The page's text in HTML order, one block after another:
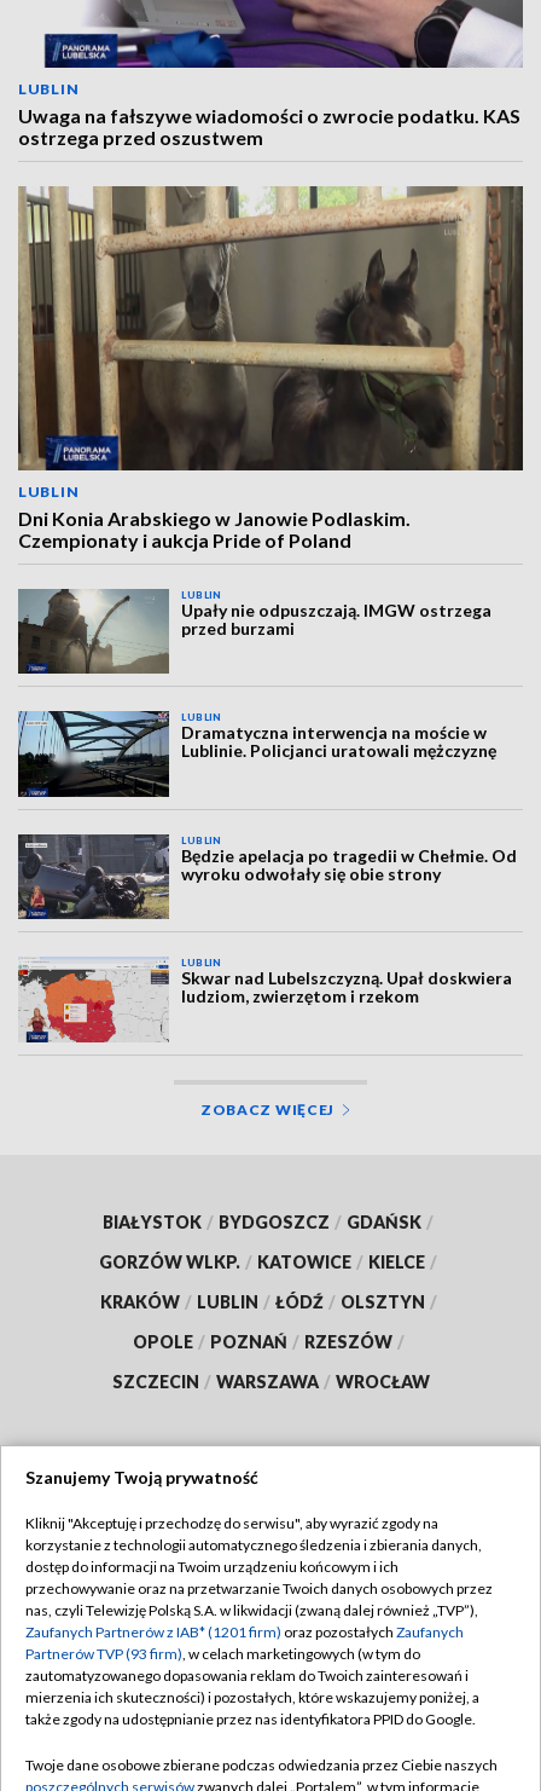
LUBLIN
Uwaga na fałszywe wiadomości o zwrocie podatku. KAS
ostrzega przed oszustwem
LUBLIN
Dni Konia Arabskiego w Janowie Podlaskim.
Czempionaty i aukcja Pride of Poland
LUBLIN
Upały nie odpuszczają. IMGW ostrzega
przed burzami
LUBLIN
Dramatyczna interwencja na moście w
Lublinie. Policjanci uratowali mężczyznę
LUBLIN
Będzie apelacja po tragedii w Chełmie. Od
wyroku odwołały się obie strony
LUBLIN
Skwar nad Lubelszczyzną. Upał doskwiera
ludziom, zwierzętom i rzekom
ZOBACZ WIĘCEJ
BIAŁYSTOK / BYDGOSZCZ / GDAŃSK /
GORZÓW WLKP. / KATOWICE / KIELCE /
KRAKÓW / LUBLIN / ŁÓDŹ / OLSZTYN /
OPOLE / POZNAŃ / RZESZÓW /
SZCZECIN / WARSZAWA / WROCŁAW
TVP
Abonament TVP
Emisja w TVP
Centrum informacji TVP
Naziemna Telewizja Cyfrowa
Rada Programowa
Regulamin TVP
Polityka prywatności
Moje zgody
Pomoc
Szanujemy Twoją prywatność
Kliknij "Akceptuję i przechodzę do serwisu", aby wyrazić zgody na
korzystanie z technologii automatycznego śledzenia i zbierania danych,
dostęp do informacji na Twoim urządzeniu końcowym i ich
przechowywanie oraz na przetwarzanie Twoich danych osobowych przez
nas, czyli Telewizję Polską S.A. w likwidacji (zwaną dalej również „TVP”),
Zaufanych Partnerów z IAB* (1201 firm) oraz pozostałych Zaufanych
Partnerów TVP (93 firm), w celach marketingowych (w tym do
zautomatyzowanego dopasowania reklam do Twoich zainteresowań i
mierzenia ich skuteczności) i pozostałych, które wskazujemy poniżej, a
także zgody na udostępnianie przez nas identyfikatora PPID do Google.
Twoje dane osobowe zbierane podczas odwiedzania przez Ciebie naszych
poszczególnych serwisówzwanych dalej „Portalem”, w tym informacje